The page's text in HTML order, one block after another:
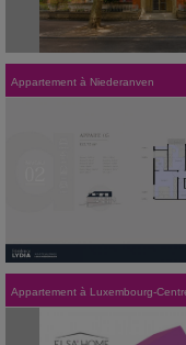
Appartement à Niederanven
Appartement à Luxembourg-